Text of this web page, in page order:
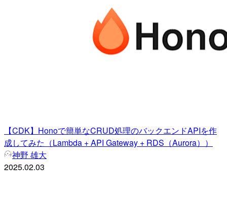
【CDK】Honoで簡単なCRUD処理のバックエンドAPIを作
成してみた（Lambda + API Gateway + RDS（Aurora））
神野 雄大
2025.02.03